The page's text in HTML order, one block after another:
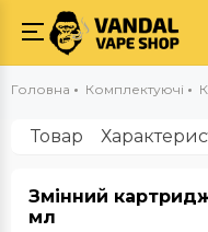
Головна Комплектуючі
Товар
Змінний
мл